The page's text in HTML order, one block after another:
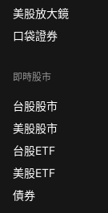
美股放大鏡
口袋證券
即時股市
台股股市
美股股市
台股ETF
美股ETF
債券